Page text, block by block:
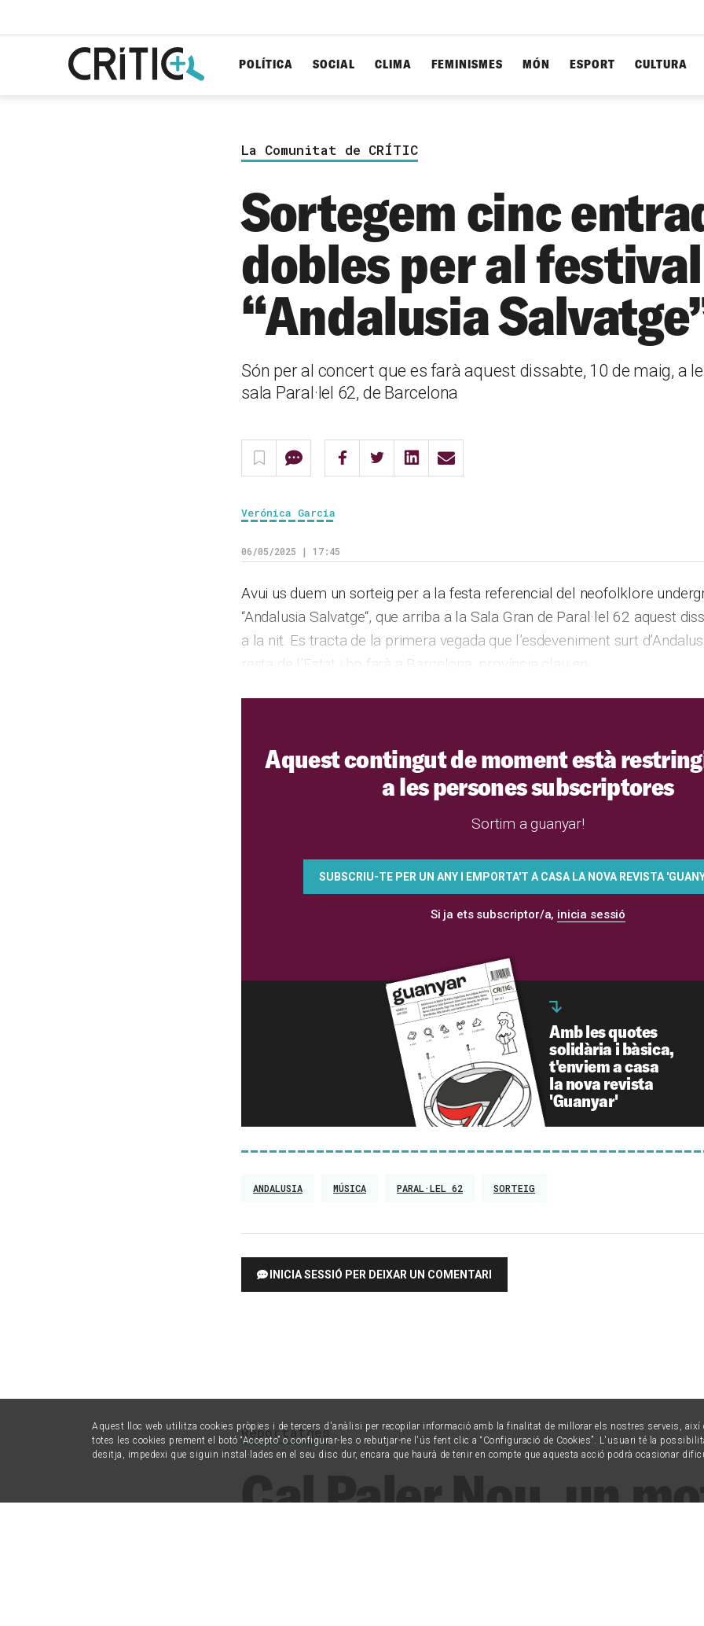
POLÍTICA SOCIAL CLIMA FEMINISMES MÓN ESPORT CULTURA
La Comunitat de CRÍTIC
Sortegem cinc
dobles per al festival
“Andalusia
Són per al concert que es farà aquest dissabte, 10 de maig, a
sala Paral·lel 62, de Barcelona
Verónica Garcia
06/05/2025 | 17:45
Avui us duem un sorteig per a la festa referencial del neofolklore
“Andalusia Salvatge“, que arriba a la Sala Gran de Paral·lel 62 aquest
a la nit. Es tracta de la primera vegada que l’esdeveniment surt
resta de l’Estat i ho farà a Barcelona, província clau en …
Aquest contingut de moment està
a les persones subscriptores
Sortim a guanyar!
SUBSCRIU-TE PER UN ANY I EMPORTA'T A CASA LA NOVA REVISTA
Si ja ets subscriptor/a, inicia sessió
Amb les quotes
solidària i bàsica,
t'enviem a casa
la nova revista
'Guanyar'
ANDALUSIA MÚSICA PARAL·LEL 62 SORTEIG
INICIA SESSIÓ PER DEIXAR UN COMENTARI
Reportatges
Cal Paler Nou, un
Aquest lloc web utilitza cookies pròpies i de tercers d'anàlisi per recopilar informació amb la finalitat de millorar els nostres serveis, així
totes les cookies prement el botó “Accepto” o configurar-les o rebutjar-ne l'ús fent clic a “Configuració de Cookies”. L'usuari té la
desitja, impedexi que siguin instal·lades en el seu disc dur, encara que haurà de tenir en compte que aquesta acció podrà ocasionar